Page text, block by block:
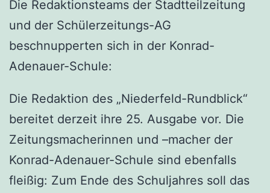
Die Redaktionsteams der Stadtteilzeitung
und der Schülerzeitungs-AG
beschnupperten sich in der Konrad-
Adenauer-Schule:
Die Redaktion des „Niederfeld-Rundblick“
bereitet derzeit ihre 25. Ausgabe vor. Die
Zeitungsmacherinnen und –macher der
Konrad-Adenauer-Schule sind ebenfalls
fleißig: Zum Ende des Schuljahres soll das